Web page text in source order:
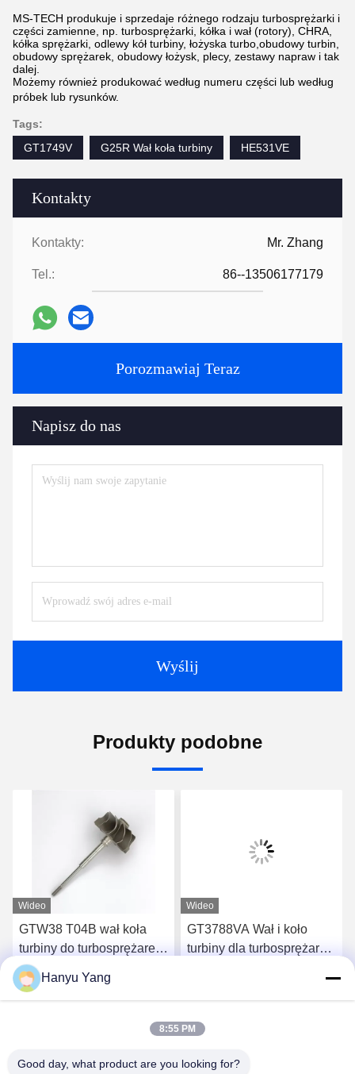
Kontakty
Kontakty: Mr. Zhang
Tel.: 86--13506177179
Porozmawiaj Teraz
Napisz do nas
Wyślij
MS-TECH produkuje i sprzedaje różnego rodzaju turbosprężarki i
części zamienne, np. turbosprężarki, kółka i wał (rotory), CHRA,
kółka sprężarki, odlewy kół turbiny, łożyska turbo,obudowy turbin,
obudowy sprężarek, obudowy łożysk, plecy, zestawy napraw i tak
dalej.
Możemy również produkować według numeru części lub według
próbek lub rysunków.
Tags:
GT1749V
G25R Wał koła turbiny HE531VE
Produkty podobne
Wideo
GTW38 T04B wał koła
turbiny do turbosprężarek
407276-6 407276-19
446905-2 446905-5
Porozmawiaj Teraz
Wideo
GT3788VA Wał i koło
turbiny dla turbosprężarek
Porozmawiaj Teraz
Hanyu Yang
8:55 PM
Good day, what product are you looking for?